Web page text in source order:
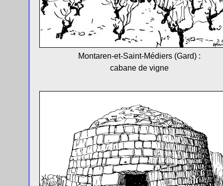
Montaren-et-Saint-Médiers (Gard) :
cabane de vigne